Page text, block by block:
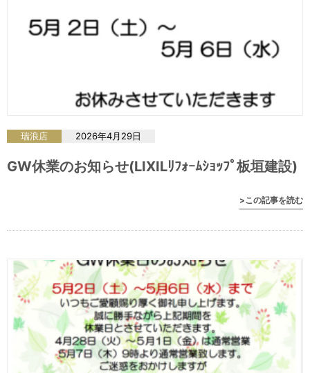
瑞浪店 2026年4月29日
GW休業のお知らせ(LIXILﾘﾌｫｰﾑｼｮｯﾌﾟ板垣建設)
>この記事を読む